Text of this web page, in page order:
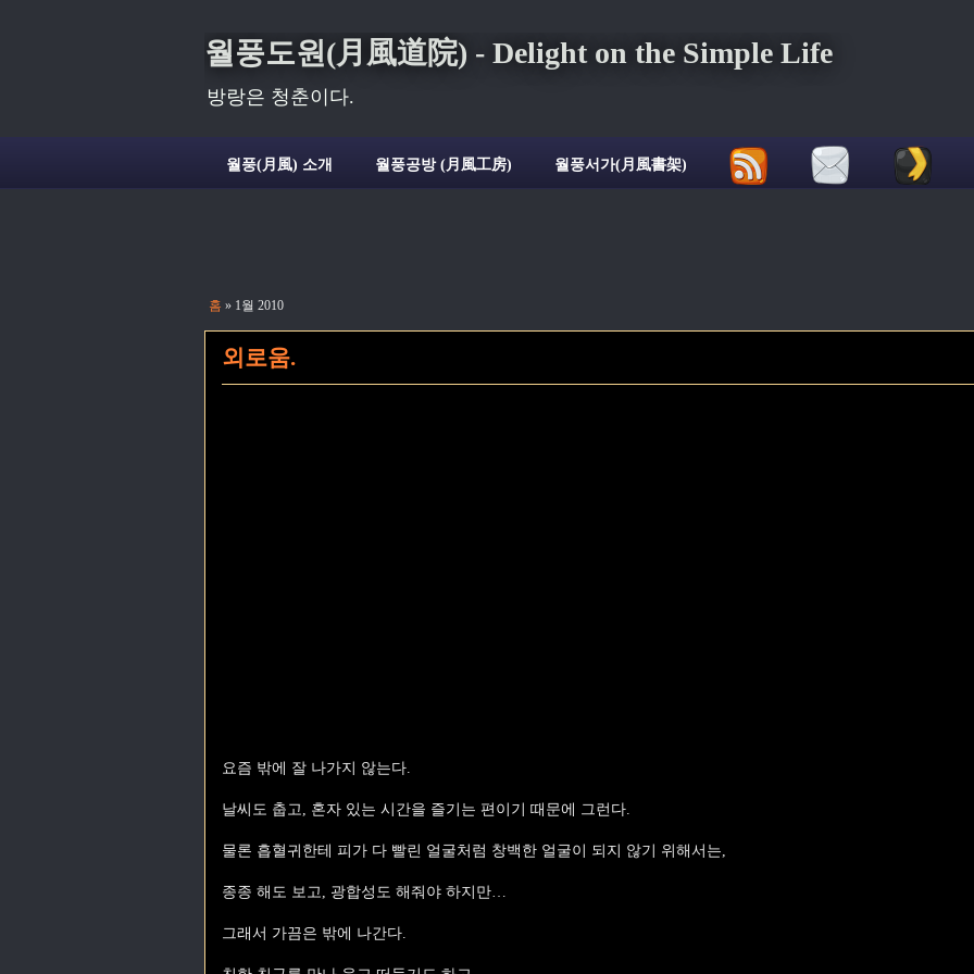
월풍도원(月風道院) - Delight on the Simple Life
방랑은 청춘이다.
월풍(月風) 소개 월풍공방 (月風工房) 월풍서가(月風書架)
홈 » 1월 2010
외로움.
요즘 밖에 잘 나가지 않는다.
날씨도 춥고, 혼자 있는 시간을 즐기는 편이기 때문에 그런다.
물론 흡혈귀한테 피가 다 빨린 얼굴처럼 창백한 얼굴이 되지 않기 위해서는,
종종 해도 보고, 광합성도 해줘야 하지만…
그래서 가끔은 밖에 나간다.